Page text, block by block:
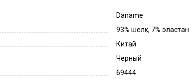
Daname
93% шелк, 7% эластан
Китай
Черный
69444